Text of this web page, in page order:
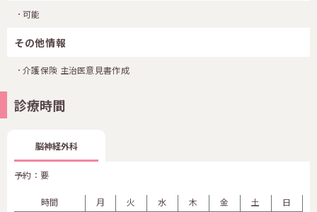
可能
その他情報
介護保険 主治医意見書作成
診療時間
脳神経外科
予約：要
時間 月 火 水 木 金 土
日